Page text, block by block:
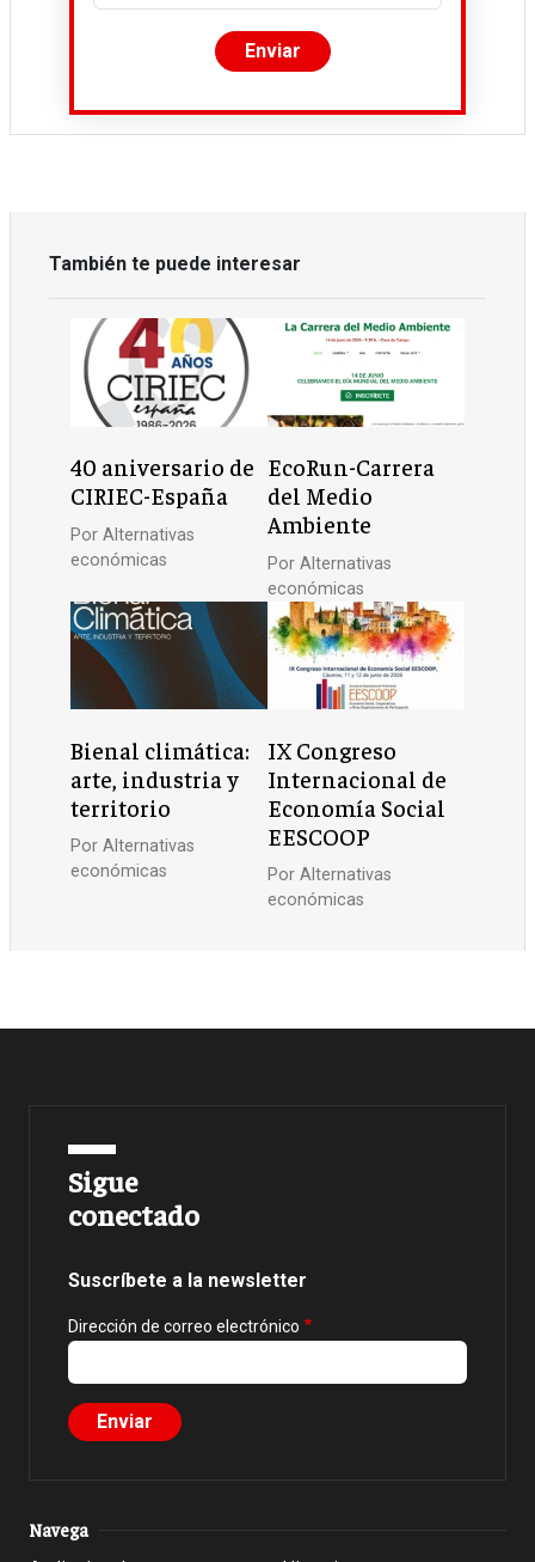
También te puede interesar
40 aniversario de
CIRIEC-España
PorAlternativas
económicas
EcoRun-Carrera
del Medio
Ambiente
Por Alternativas
económicas
Bienal climática:
arte, industria y
territorio
PorAlternativas
económicas
IX Congreso
Internacional de
Economía Social
EESCOOP
Por Alternativas
económicas
Sigue
conectado
Suscríbete a la newsletter
Dirección de correo electrónico
Navega